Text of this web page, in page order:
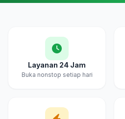
Layanan 24 Jam
Buka nonstop setiap hari